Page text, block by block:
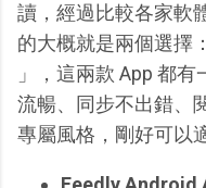
讀，經過比較各家軟
的大概就是兩個選擇
」，這兩款 App 都有
流暢、同步不出錯、
專屬風格，剛好可以